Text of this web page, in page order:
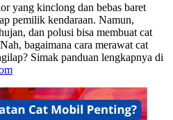
yang kinclong dan bebas baret
pemilik kendaraan. Namun,
dan polusi bisa membuat cat
bagaimana cara merawat cat
Simak panduan lengkapnya di